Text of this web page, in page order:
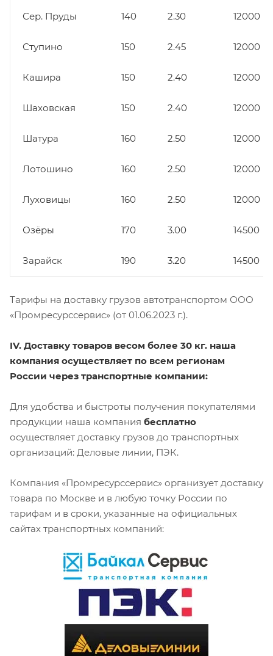
Сер. Пруды 140 2.30 12000
Ступино 150 2.45 12000
Кашира 150 2.40 12000
Шаховская 150 2.40 12000
Шатура 160 2.50 12000
Лотошино 160 2.50 12000
Луховицы 160 2.50 12000
Озёры 170 3.00 14500
Зарайск 190 3.20 14500
Тарифы на доставку грузов автотранспортом ООО
«Промресурссервис» (от 01.06.2023 г.).
IV. Доставку товаров весом более 30 кг. наша
компания осуществляет по всем регионам
России через транспортные компании:
Для удобства и быстроты получения покупателями
продукции наша компания бесплатно
осуществляет доставку грузов до транспортных
организаций: Деловые линии, ПЭК.
Компания «Промресурссервис» организует доставку
товара по Москве и в любую точку России по
тарифам и в сроки, указанные на официальных
сайтах транспортных компаний: